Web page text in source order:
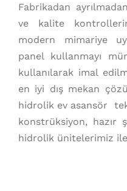
Fabrikadan
ve kalite
modern mimariye
panel kullanmayı
kullanılarak imal
en iyi dış mekan
hidrolik ev asansör
konstrüksiyon, hazır
hidrolik ünitelerimiz